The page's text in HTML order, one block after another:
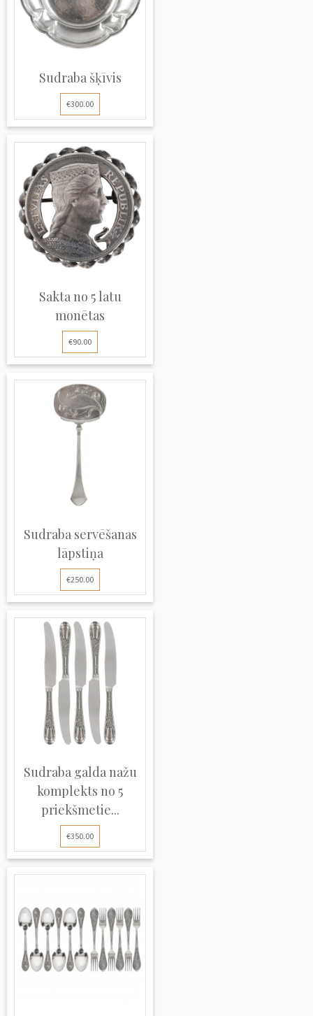
Sudraba šķīvis
€300.00
Sakta no 5 latu
monētas
€90.00
Sudraba servēšanas
lāpstiņa
€250.00
Sudraba galda nažu
komplekts no 5
priekšmetie...
€350.00